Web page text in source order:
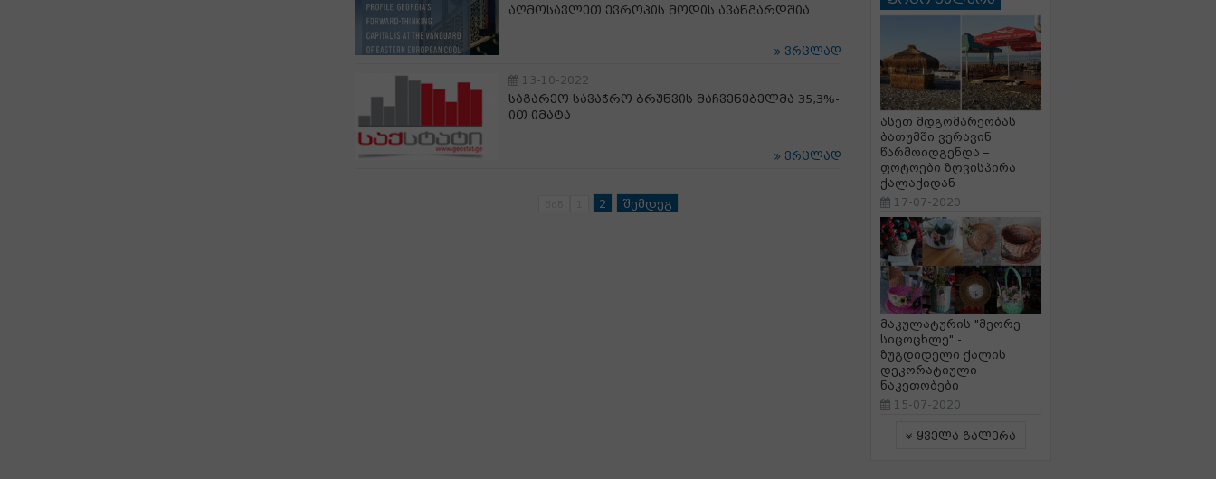
აღმოსავლეთ ევროპის მოდის ავანგარდშია
ვრცლად
13-10-2022
საგარეო სავაჭრო ბრუნვის მაჩვენებელმა 35,3%-
ით იმატა
ვრცლად
2 შემდეგ
ასეთ მდგომარეობას
ბათუმში ვერავინ
წარმოიდგენდა –
ფოტოები ზღვისპირა
ქალაქიდან
17-07-2020
მაკულატურის "მეორე
სიცოცხლე" -
ზუგდიდელი ქალის
დეკორატიული
ნაკეთობები
15-07-2020
ყველა გალერა